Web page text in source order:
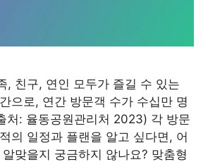
, 친구, 연인 모두가 즐길 수 있는
으로, 연간 방문객 수가 수십만 명
처: 율동공원관리처 2023) 각 방문
의 일정과 플랜을 알고 싶다면, 어
맞을지 궁금하지 않나요? 맞춤형